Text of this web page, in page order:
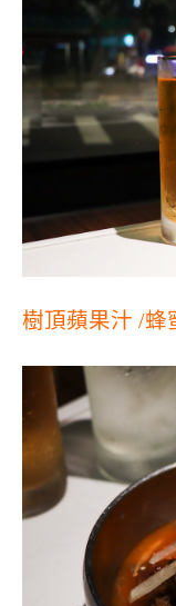
樹頂蘋果汁 /蜂